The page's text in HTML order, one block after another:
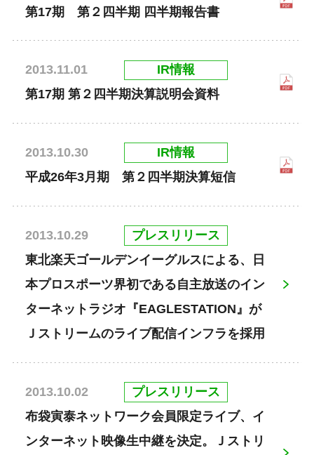
第17期 第２四半期 四半期報告書
2013.11.01
IR情報
第17期 第２四半期決算説明会資料
2013.10.30
IR情報
平成26年3月期 第２四半期決算短信
2013.10.29
プレスリリース
東北楽天ゴールデンイーグルスによる、日
本プロスポーツ界初である自主放送のイン
ターネットラジオ『EAGLESTATION』が
Ｊストリームのライブ配信インフラを採用
2013.10.02
プレスリリース
布袋寅泰ネットワーク会員限定ライブ、イ
ンターネット映像生中継を決定。Ｊストリ